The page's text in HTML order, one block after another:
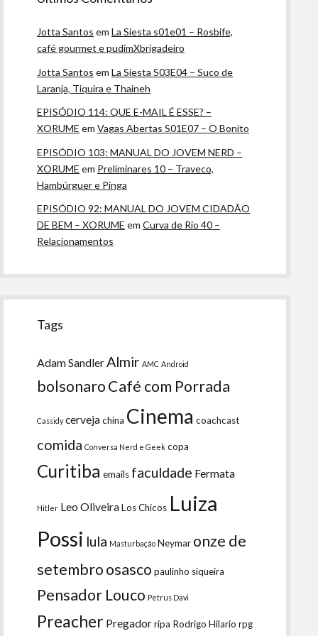
Jotta Santos emLa Siesta s01e01 – Rosbife,
café gourmet e pudimXbrigadeiro
Jotta Santos emLa Siesta S03E04 – Suco de
Laranja, Tiquira e Thaineh
EPISÓDIO 114: QUE E-MAIL É ESSE? –
XORUME emVagas Abertas S01E07 – O Bonito
EPISÓDIO 103: MANUAL DO JOVEM NERD –
XORUME em Preliminares 10 – Traveco,
Hambúrguer e Pinga
EPISÓDIO 92: MANUAL DO JOVEM CIDADÃO
DE BEM – XORUME emCurva de Rio 40 –
Relacionamentos
Tags
Adam Sandler Almir AMC Android
bolsonaroCafé com Porrada
Cassidy cervejachina Cinema coachcast
comida Conversa Nerd e Geek copa
Curitiba emails faculdade Fermata
Hitler Leo OliveiraLos Chicos Luiza
Possi lula Masturbação Neymar onze de
setembroosasco paulinho siqueira
Pensador Louco Petrus Davi
Preacher Pregadorripa Rodrigo Hilario rpg